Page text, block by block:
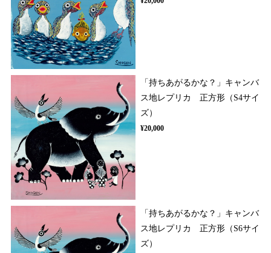
「持ちあがるかな？」キャンバ
ス地レプリカ 正方形（S4サイ
ズ）
¥20,000
「持ちあがるかな？」キャンバ
ス地レプリカ 正方形（S6サイ
ズ）